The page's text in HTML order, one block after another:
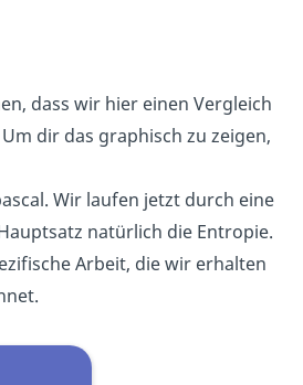
dass wir hier einen Vergleich
dir das graphisch zu zeigen,
Wir laufen jetzt durch eine
natürlich die Entropie.
Arbeit, die wir erhalten